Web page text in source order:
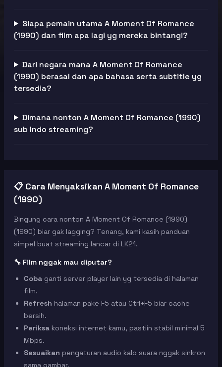
Siapa pemain utama A Moment Of Romance
(1990) dan film apa lagi yg mereka bintangi?
Dari negara mana A Moment Of Romance
(1990) berasal dan apa bahasa serta subtitle yg
tersedia?
Dimana nonton A Moment Of Romance (1990)
sub Indo streaming?
📋 Cara Menyaksikan A Moment Of Romance
(1990)
Bingung cara nonton A Moment Of Romance (1990)
(1990) biar gak lagging? Tenang, kami kasih panduan
simpel buat streaming lancar di LK21.
🔧 Film nggak mau diputar?
Coba ganti server player lain yg tersedia di halaman
film.
Refresh halaman pake F5 atau Ctrl+F5 biar cache
bersih.
Periksa koneksi internet kamu, pastiin stabil minimal 5
Mbps.
Sesuaikan pengaturan audio kalo suara nggak sinkron
sama gambar.